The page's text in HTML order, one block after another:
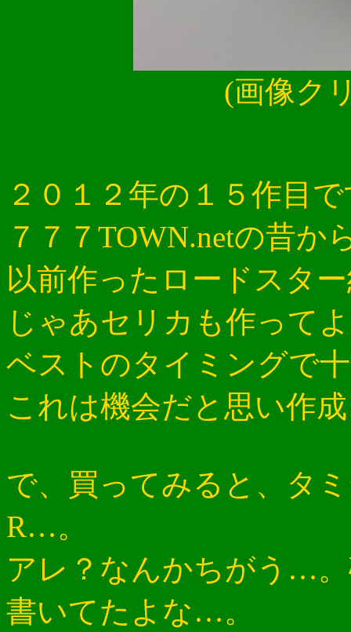
(画像ク
２０１２年の１５作目
７７７TOWN.netの昔
以前作ったロードスタ
じゃあセリカも作って
ベストのタイミングで
これは機会だと思い作
で、買ってみると、タ
R…。
アレ？なんかちがう…。
書いてたよな…。